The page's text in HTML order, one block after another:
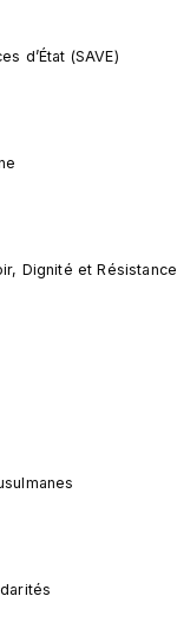
d’État (SAVE)
Dignité et Résistance